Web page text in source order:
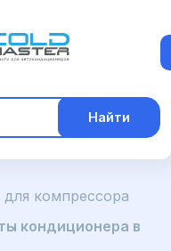
Найти
для компрессора
кондиционера в